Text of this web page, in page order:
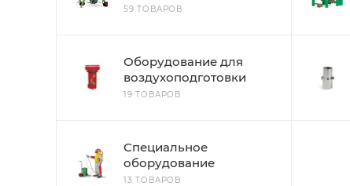
59 ТОВАРОВ
Оборудование для
воздухоподготовки
19 ТОВАРОВ
Специальное
оборудование
13 ТОВАРОВ